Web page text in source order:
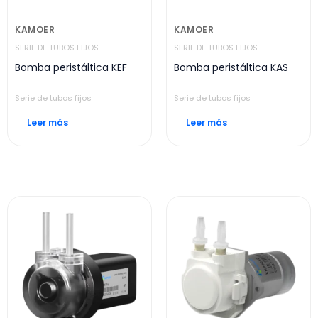
KAMOER
SERIE DE TUBOS FIJOS
Bomba peristáltica KEF
Serie de tubos fijos
Leer más
KAMOER
SERIE DE TUBOS FIJOS
Bomba peristáltica KAS
Serie de tubos fijos
Leer más